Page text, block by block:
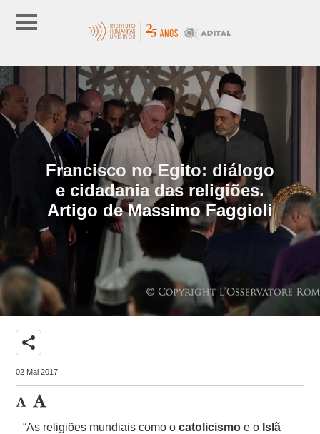
Francisco no Egito: diálogo
e cidadania das religiões.
Artigo de Massimo Faggioli
share
02 Mai 2017
“As religiões mundiais como ocatolicismo e o Islã